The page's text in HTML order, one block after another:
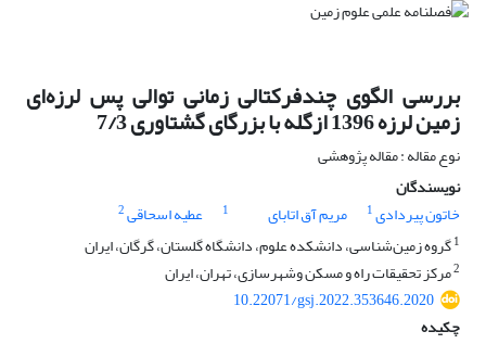
بررسی الگوی چندفرکتالی زمانی توالی پس لرزه‌ای
زمین لرزه 1396 ازگله با بزرگای گشتاوری 7/3
نوع مقاله : مقاله پژوهشی
نویسندگان
خاتون پیردادی1 مریم آق اتابای 1 عطیه اسحاقی2
1گروه زمین‌شناسی، دانشکده علوم، دانشگاه گلستان، گرگان، ایران
2مرکز تحقیقات راه و مسکن وشهرسازی، تهران، ایران
10.22071/gsj.2022.353646.2020
چکیده